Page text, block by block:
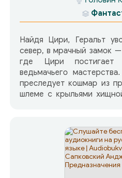
истории саги: не начало
пишет автор:
История не заканчивается
Найдя Цири, Геральт
север, в мрачный замок
где Цири постигает
ведьмачьего
преследует кошмар из
шлеме с крыльями хищной
Юга. Маленькое
на престол которого
станет ключевым
должна умереть» —
монархи. Однако не